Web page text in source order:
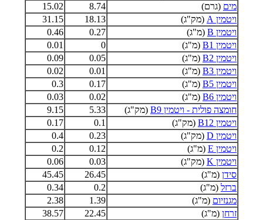
מים (גרם) 8.74
15.02
ויטמין A
(מק"ג) 18.13
31.15
ויטמין B
(מ"ג) 0.27
0.46
ויטמין B1
(מ"ג) 0
0.01
ויטמין B2
(מ"ג) 0.05
0.09
ויטמין B3
(מ"ג) 0.01
0.02
ויטמין B5
(מ"ג) 0.17
0.3
ויטמין B6
(מ"ג) 0.02
0.03
חומצה פולית - ויטמין B9
(מק"ג) 5.33
9.15
ויטמין B12
(מק"ג) 0.1
0.17
ויטמין D
(מק"ג) 0.23
0.4
ויטמין E
(מ"ג) 0.12
0.2
ויטמין K
(מק"ג) 0.03
0.06
סידן (מ"ג) 26.45
45.45
ברזל (מ"ג) 0.2
0.34
מגנזיום (מ"ג) 1.39
2.38
זרחן (מ"ג) 22.45
38.57